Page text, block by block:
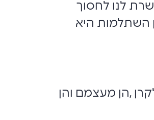
לנו לחסוך
השתלמות היא
,הן מעצמם והן